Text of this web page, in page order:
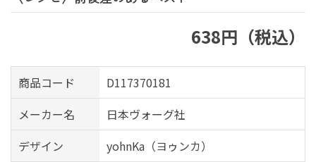
638円（税込）
商品コード
D117370181
メーカー名
日本ヴォーグ社
デザイン
yohnKa（ヨゥンカ）